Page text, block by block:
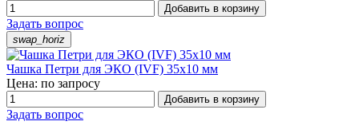
Добавить в корзину
Задать вопрос
swap_horiz
Чашка Петри для ЭКО (IVF) 35x10 мм
Цена: по запросу
Добавить в корзину
Задать вопрос